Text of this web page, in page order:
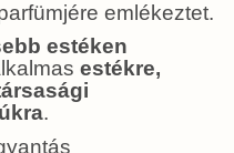
emlékeztet.
estéken
estékre,
.